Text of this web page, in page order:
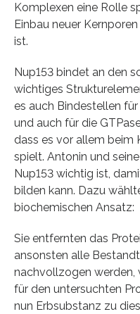
Komplexen eine Rolle
Einbau neuer
ist.
Nup153 bindet an den
wichtiges
es auch Bindestellen
und auch für die
dass es vor allem beim
spielt. Antonin und
Nup153 wichtig ist,
bilden kann. Dazu
biochemischen Ansatz:
Sie entfernten das
ansonsten alle
nachvollzogen werden,
für den untersuchten
nun Erbsubstanz zu